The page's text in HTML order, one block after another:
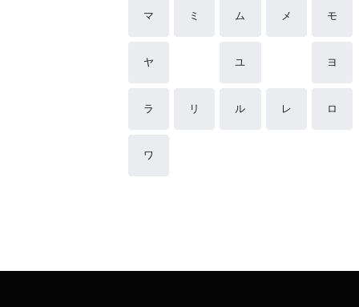
マ ミ ム メ モ
ヤ ユ ヨ
ラ リ ル レ ロ
ワ